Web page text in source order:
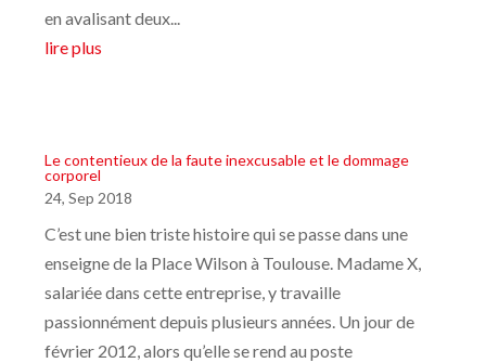
en avalisant deux...
lire plus
Le contentieux de la faute inexcusable et le dommage
corporel
24, Sep 2018
C’est une bien triste histoire qui se passe dans une
enseigne de la Place Wilson à Toulouse. Madame X,
salariée dans cette entreprise, y travaille
passionnément depuis plusieurs années. Un jour de
février 2012, alors qu’elle se rend au poste